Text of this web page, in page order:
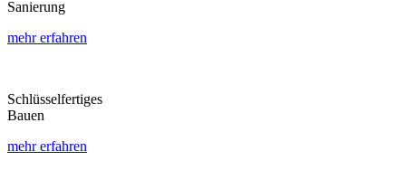
Sanierung
mehr erfahren
Schlüsselfertiges
Bauen
mehr erfahren